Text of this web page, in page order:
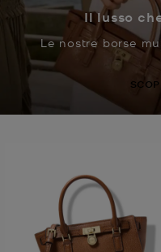
Il lusso
Le nostre borse